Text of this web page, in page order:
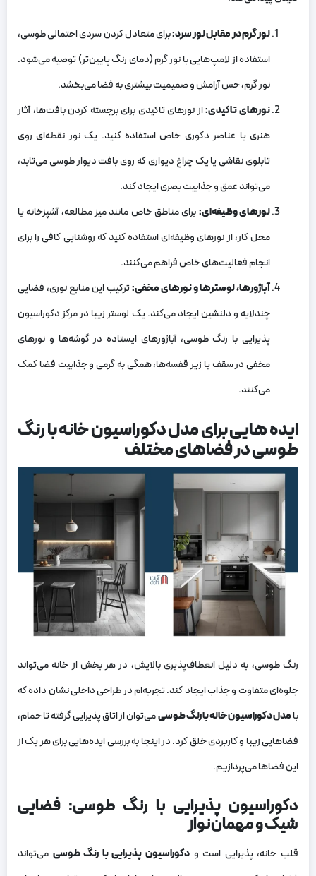
نور گرم در مقابل نور سرد:برای متعادل کردن سردی احتمالی طوسی،
استفاده از لامپ‌هایی با نور گرم (دمای رنگ پایین‌تر) توصیه می‌شود.
نور گرم، حس آرامش و صمیمیت بیشتری به فضا می‌بخشد.
نورهای تاکیدی:از نورهای تاکیدی برای برجسته کردن بافت‌ها، آثار
هنری یا عناصر دکوری خاص استفاده کنید. یک نور نقطه‌ای روی
تابلوی نقاشی یا یک چراغ دیواری که روی بافت دیوار طوسی می‌تابد،
می‌تواند عمق و جذابیت بصری ایجاد کند.
نورهای وظیفه‌ای:برای مناطق خاص مانند میز مطالعه، آشپزخانه یا
محل کار، از نورهای وظیفه‌ای استفاده کنید که روشنایی کافی را برای
انجام فعالیت‌های خاص فراهم می‌کنند.
آباژورها، لوسترها و نورهای مخفی:ترکیب این منابع نوری، فضایی
چندلایه و دلنشین ایجاد می‌کند. یک لوستر زیبا در مرکز دکوراسیون
پذیرایی با رنگ طوسی، آباژورهای ایستاده در گوشه‌ها و نورهای
مخفی در سقف یا زیر قفسه‌ها، همگی به گرمی و جذابیت فضا کمک
می‌کنند.
ایده هایی برای مدل دکوراسیون خانه با رنگ
طوسی در فضاهای مختلف
رنگ طوسی، به دلیل انعطاف‌پذیری بالایش، در هر بخش از خانه می‌تواند
جلوه‌ای متفاوت و جذاب ایجاد کند. تجربه‌ام در طراحی داخلی نشان داده که
بامدل دکوراسیون خانه با رنگ طوسیمی‌توان از اتاق پذیرایی گرفته تا حمام،
فضاهایی زیبا و کاربردی خلق کرد. در اینجا به بررسی ایده‌هایی برای هر یک از
این فضاها می‌پردازیم.
دکوراسیون پذیرایی با رنگ طوسی: فضایی
شیک و مهمان‌نواز
قلب خانه، پذیرایی است و دکوراسیون پذیرایی با رنگ طوسی می‌تواند